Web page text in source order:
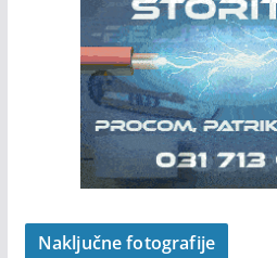
Naključne fotografije